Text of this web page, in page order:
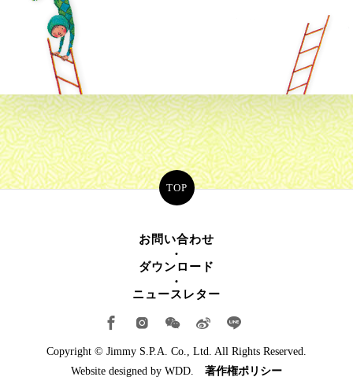
TOP
お問い合わせ
ダウンロード
ニュースレター
Copyright © Jimmy S.P.A. Co., Ltd. All Rights Reserved.
Website designed by WDD. 著作権ポリシー